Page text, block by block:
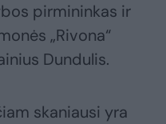
pirmininkas ir
„Rivona“
Dundulis.
skaniausi yra